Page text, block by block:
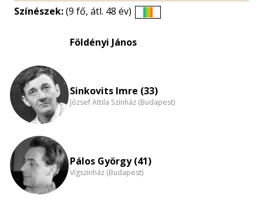
Színészek:(9 fő, átl. 48 év)
Földényi János
Sinkovits Imre (33)
József Attila Színház (Budapest)
Pálos György (41)
Vígszínház (Budapest)